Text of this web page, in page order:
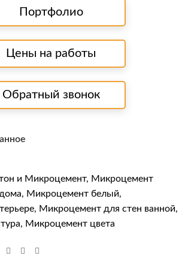
Портфолио
Цены на работы
Обратный звонок
и Микроцемент, Микроцемент
, Микроцемент белый,
, Микроцемент для стен ванной,
, Микроцемент цвета